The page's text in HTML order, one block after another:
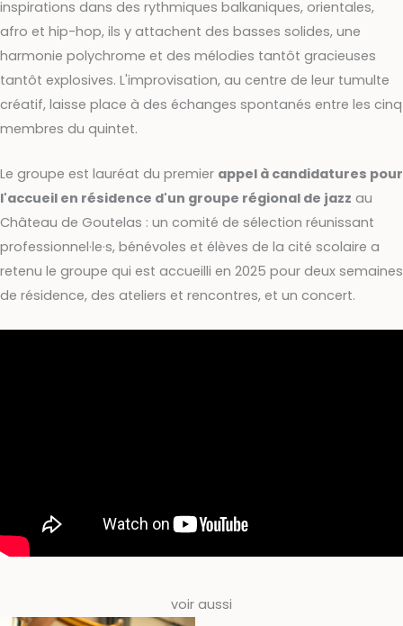
inspirations dans des rythmiques balkaniques, orientales,
afro et hip-hop, ils y attachent des basses solides, une
harmonie polychrome et des mélodies tantôt gracieuses
tantôt explosives. L'improvisation, au centre de leur tumulte
créatif, laisse place à des échanges spontanés entre les cinq
membres du quintet.
Le groupe est lauréat du premier appel à candidatures pour
l'accueil en résidence d'un groupe régional de jazz au
Château de Goutelas : un comité de sélection réunissant
professionnel·le·s, bénévoles et élèves de la cité scolaire a
retenu le groupe qui est accueilli en 2025 pour deux semaines
de résidence, des ateliers et rencontres, et un concert.
voir aussi